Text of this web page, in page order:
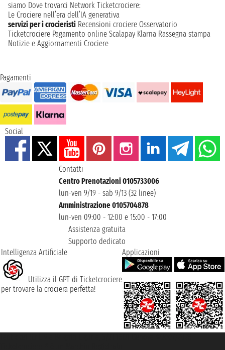
Lasciati ispirare dalla storia millenaria e dalla bellezza dei
paesaggi marini, vivendo un'esperienza che unisce cultura e
relax. A bordo, ogni desiderio sarà esaudito, mentre navighi
verso destinazioni iconiche. Una partenza da Atene ti
garantisce un inizio di viaggio emozionante, unendo la
siamo Dove trovarci Network Ticketcrociere:
Le Crociere nell’era dell’IA generativa
servizi per i crocieristi Recensioni crociere Osservatorio
Ticketcrociere Pagamento online Scalapay Klarna Rassegna stampa
Notizie e Aggiornamenti Crociere
Pagamenti
Social
Contatti
Centro Prenotazioni 0105733006
lun-ven 9/19 - sab 9/13 (32 linee)
Amministrazione 0105704878
lun-ven 09:00 - 12:00 e 15:00 - 17:00
Assistenza gratuita
Supporto dedicato
Intelligenza Artificiale
Utilizza il GPT di Ticketcrociere
per trovare la crociera perfetta!
Applicazioni